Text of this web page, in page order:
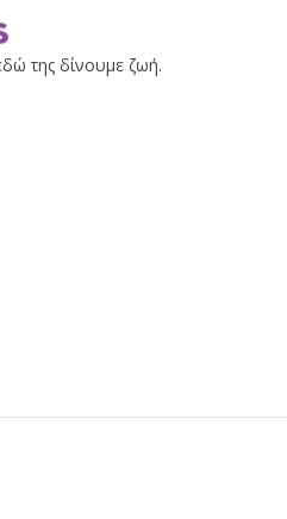
της δίνουμε ζωή.